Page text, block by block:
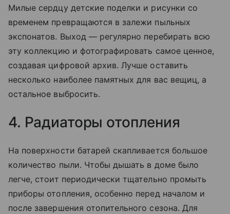
Милые сердцу детские поделки и рисунки со
временем превращаются в залежи пыльных
экспонатов. Выход — регулярно перебирать всю
эту коллекцию и фотографировать самое ценное,
создавая цифровой архив. Лучше оставить
несколько наиболее памятных для вас вещиц, а
остальное выбросить.
4. Радиаторы отопления
На поверхности батарей скапливается большое
количество пыли. Чтобы дышать в доме было
легче, стоит периодически тщательно промыть
приборы отопления, особенно перед началом и
после завершения отопительного сезона. Для